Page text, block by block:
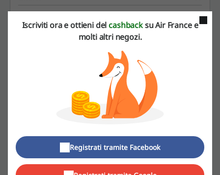
Miglior sconto
EUR489
Ultimo aggiornamento
Utilizziamo link di affiliazione e potremmo ricevere una commissione.
Valutazione dei codici sconto per Air France
Valutazione media: 4.44, basata su 460 voti
contatta Air France
Air France
Iscriviti ora e ottieni del cashbacksu Air France e
molti altri negozi.
Registrati tramite Facebook